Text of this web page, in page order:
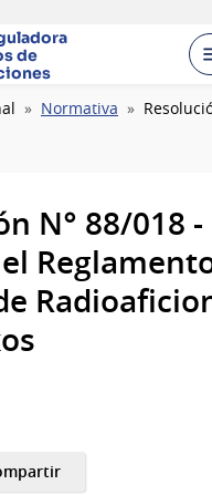
de
Normativa
N° 88/018 -